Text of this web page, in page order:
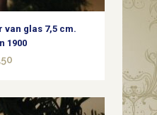
van glas 7,5 cm.
1900